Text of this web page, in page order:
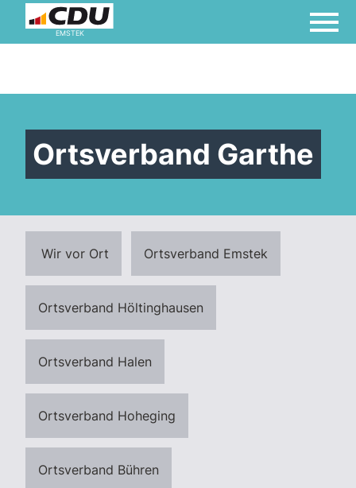
EMSTEK
Ortsverband Garthe
Wir vor Ort Ortsverband Emstek
Ortsverband Höltinghausen
Ortsverband Halen
Ortsverband Hoheging
Ortsverband Bühren